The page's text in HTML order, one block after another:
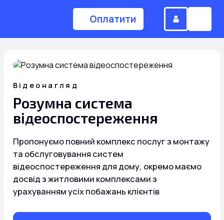
Оплатити
Для дому
Головна
Акції
(044) 224-84-34
Замовити дзвінок
Відеонагляд
Розумна система
відеоспостереження
Пропонуємо повний комплекс послуг з монтажу
та обслуговування систем
відеоспостереження для дому, окремо маємо
досвід з житловими комплексами з
урахуванням усіх побажань клієнтів